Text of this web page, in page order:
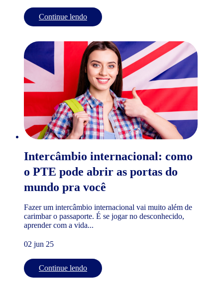
Continue lendo
Intercâmbio internacional: como
o PTE pode abrir as portas do
mundo pra você
Fazer um intercâmbio internacional vai muito além de
carimbar o passaporte. É se jogar no desconhecido,
aprender com a vida...
02 jun 25
Continue lendo